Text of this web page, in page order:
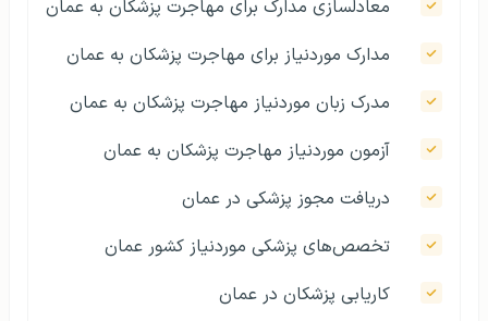
معادلسازی مدارک برای مهاجرت پزشکان به عمان
مدارک موردنیاز برای مهاجرت پزشکان به عمان
مدرک زبان موردنیاز مهاجرت پزشکان به عمان
آزمون موردنیاز مهاجرت پزشکان به عمان
دریافت مجوز پزشکی در عمان
تخصص‌های پزشکی موردنیاز کشور عمان
کاریابی پزشکان در عمان